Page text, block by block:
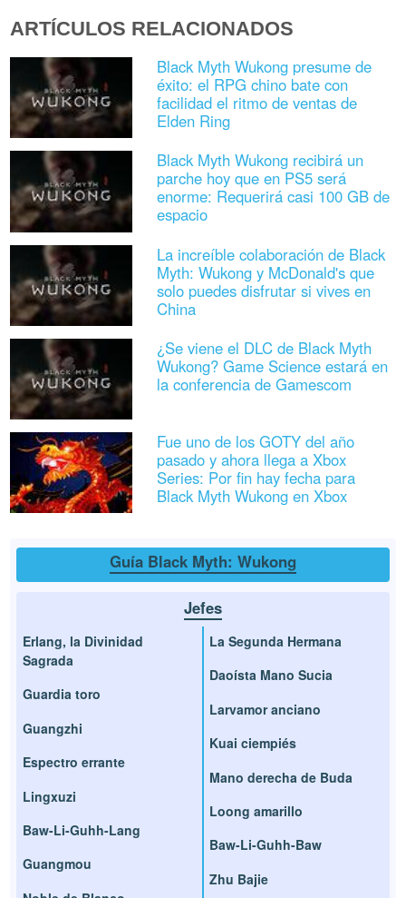
ARTÍCULOS RELACIONADOS
Black Myth Wukong presume de
éxito: el RPG chino bate con
facilidad el ritmo de ventas de
Elden Ring
Black Myth Wukong recibirá un
parche hoy que en PS5 será
enorme: Requerirá casi 100 GB de
espacio
La increíble colaboración de Black
Myth: Wukong y McDonald's que
solo puedes disfrutar si vives en
China
¿Se viene el DLC de Black Myth
Wukong? Game Science estará en
la conferencia de Gamescom
Fue uno de los GOTY del año
pasado y ahora llega a Xbox
Series: Por fin hay fecha para
Black Myth Wukong en Xbox
Guía Black Myth: Wukong
Jefes
Erlang, la Divinidad
Sagrada
Guardia toro
Guangzhi
Espectro errante
Lingxuzi
Baw-Li-Guhh-Lang
Guangmou
La Segunda Hermana
Daoísta Mano Sucia
Larvamor anciano
Kuai ciempiés
Mano derecha de Buda
Loong amarillo
Baw-Li-Guhh-Baw
Zhu Bajie